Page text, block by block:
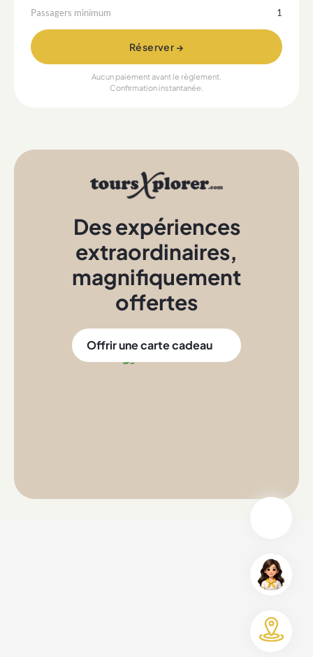
Passagers minimum 1
Réserver →
Aucun paiement avant le règlement.
Confirmation instantanée.
Des expériences
extraordinaires,
magnifiquement
offertes
Offrir une carte cadeau